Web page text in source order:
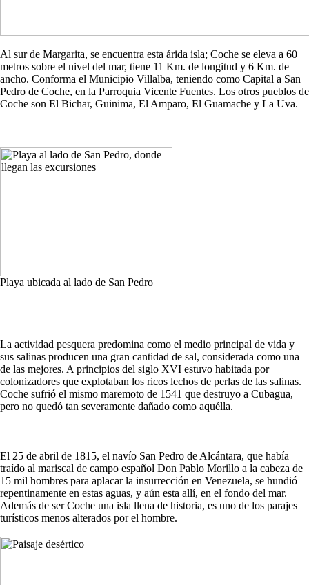
Al sur de Margarita, se encuentra esta árida isla; Coche se eleva a 60
metros sobre el nivel del mar, tiene 11 Km. de longitud y 6 Km. de
ancho. Conforma el Municipio Villalba, teniendo como Capital a San
Pedro de Coche, en la Parroquia Vicente Fuentes. Los otros pueblos de
Coche son El Bichar, Guinima, El Amparo, El Guamache y La Uva.
Playa ubicada al lado de San Pedro
La actividad pesquera predomina como el medio principal de vida y
sus salinas producen una gran cantidad de sal, considerada como una
de las mejores. A principios del siglo XVI estuvo habitada por
colonizadores que explotaban los ricos lechos de perlas de las salinas.
Coche sufrió el mismo maremoto de 1541 que destruyo a Cubagua,
pero no quedó tan severamente dañado como aquélla.
El 25 de abril de 1815, el navío San Pedro de Alcántara, que había
traído al mariscal de campo español Don Pablo Morillo a la cabeza de
15 mil hombres para aplacar la insurrección en Venezuela, se hundió
repentinamente en estas aguas, y aún esta allí, en el fondo del mar.
Además de ser Coche una isla llena de historia, es uno de los parajes
turísticos menos alterados por el hombre.